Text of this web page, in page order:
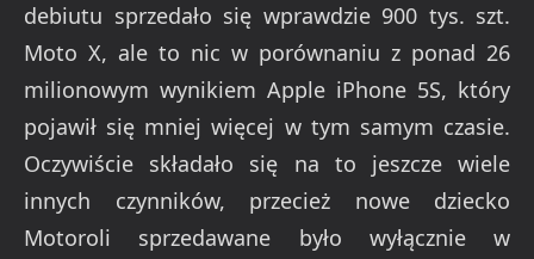
debiutu sprzedało się wprawdzie 900 tys. szt.
Moto X, ale to nic w porównaniu z ponad 26
milionowym wynikiem Apple iPhone 5S, który
pojawił się mniej więcej w tym samym czasie.
Oczywiście składało się na to jeszcze wiele
innych czynników, przecież nowe dziecko
Motoroli sprzedawane było wyłącznie w